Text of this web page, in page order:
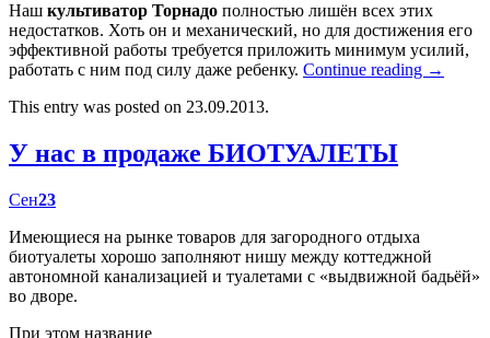
Наш культиватор Торнадо полностью лишён всех этих
недостатков. Хоть он и механический, но для достижения его
эффективной работы требуется приложить минимум усилий,
работать с ним под силу даже ребенку. Continue reading →
This entry was posted on 23.09.2013.
У нас в продаже БИОТУАЛЕТЫ
Сен23
Имеющиеся на рынке товаров для загородного отдыха
биотуалеты хорошо заполняют нишу между коттеджной
автономной канализацией и туалетами с «выдвижной бадьёй»
во дворе.
При этом название